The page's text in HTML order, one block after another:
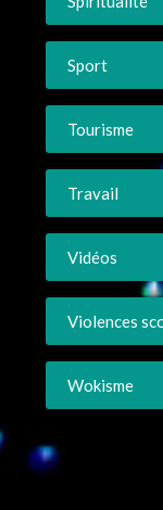
Sport
Tourisme
Travail
Vidéos
Violences
Wokisme